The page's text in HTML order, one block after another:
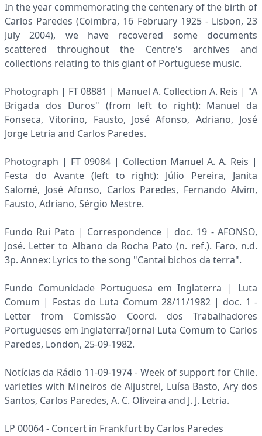
In the year commemorating the centenary of the birth of
Carlos Paredes (Coimbra, 16 February 1925 - Lisbon, 23
July 2004), we have recovered some documents
scattered throughout the Centre's archives and
collections relating to this giant of Portuguese music.
Photograph | FT 08881 | Manuel A. Collection A. Reis | "A
Brigada dos Duros" (from left to right): Manuel da
Fonseca, Vitorino, Fausto, José Afonso, Adriano, José
Jorge Letria and Carlos Paredes.
Photograph | FT 09084 | Collection Manuel A. A. Reis |
Festa do Avante (left to right): Júlio Pereira, Janita
Salomé, José Afonso, Carlos Paredes, Fernando Alvim,
Fausto, Adriano, Sérgio Mestre.
Fundo Rui Pato | Correspondence | doc. 19 - AFONSO,
José. Letter to Albano da Rocha Pato (n. ref.). Faro, n.d.
3p. Annex: Lyrics to the song "Cantai bichos da terra".
Fundo Comunidade Portuguesa em Inglaterra | Luta
Comum | Festas do Luta Comum 28/11/1982 | doc. 1 -
Letter from Comissão Coord. dos Trabalhadores
Portugueses em Inglaterra/Jornal Luta Comum to Carlos
Paredes, London, 25-09-1982.
Notícias da Rádio 11-09-1974 - Week of support for Chile.
varieties with Mineiros de Aljustrel, Luísa Basto, Ary dos
Santos, Carlos Paredes, A. C. Oliveira and J. J. Letria.
LP 00064 - Concert in Frankfurt by Carlos Paredes